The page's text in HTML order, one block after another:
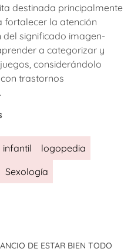
destinada principalmente
fortalecer la atención
del significado imagen-
a categorizar y
considerándolo
trastornos
infantil
logopedia
Sexología
DE ESTAR BIEN TODO